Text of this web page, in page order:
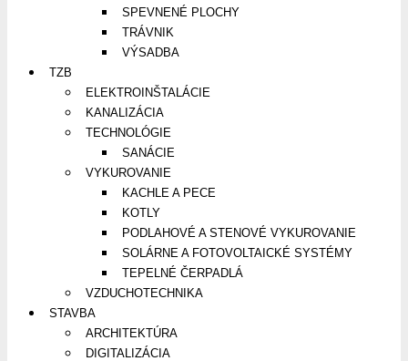
SPEVNENÉ PLOCHY
TRÁVNIK
VÝSADBA
TZB
ELEKTROINŠTALÁCIE
KANALIZÁCIA
TECHNOLÓGIE
SANÁCIE
VYKUROVANIE
KACHLE A PECE
KOTLY
PODLAHOVÉ A STENOVÉ VYKUROVANIE
SOLÁRNE A FOTOVOLTAICKÉ SYSTÉMY
TEPELNÉ ČERPADLÁ
VZDUCHOTECHNIKA
STAVBA
ARCHITEKTÚRA
DIGITALIZÁCIA